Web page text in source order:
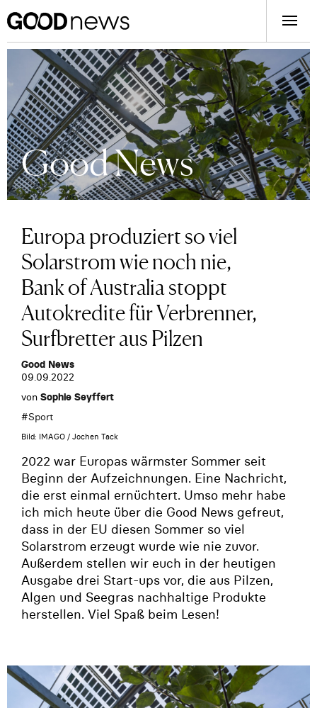
Good News
Europa produziert so viel
Solarstrom wie noch nie,
Bank of Australia stoppt
Autokredite für Verbrenner,
Surfbretter aus Pilzen
Good News
09.09.2022
von Sophie Seyffert
#Sport
Bild: IMAGO / Jochen Tack
2022 war Europas wärmster Sommer seit
Beginn der Aufzeichnungen. Eine Nachricht,
die erst einmal ernüchtert. Umso mehr habe
ich mich heute über die Good News gefreut,
dass in der EU diesen Sommer so viel
Solarstrom erzeugt wurde wie nie zuvor.
Außerdem stellen wir euch in der heutigen
Ausgabe drei Start-ups vor, die aus Pilzen,
Algen und Seegras nachhaltige Produkte
herstellen. Viel Spaß beim Lesen!